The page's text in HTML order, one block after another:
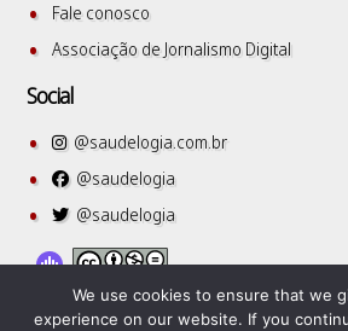
Fale conosco
Associação de Jornalismo Digital
Social
@saudelogia.com.br
@saudelogia
@saudelogia
We use cookies to ensure that we
experience on our website. If you